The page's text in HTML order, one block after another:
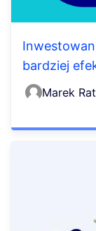
bardziej
Marek